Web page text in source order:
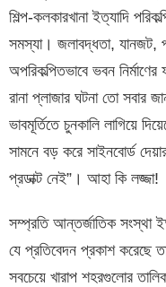
শিল্প-কলকারখানা ইত্যাদি
সমস্যা। জলাবদ্ধতা, যানজট,
অপরিকল্পিতভাবে ভবন
রানা প্লাজার ঘটনা তো সবার
ভাবমূর্তিতে চুনকালি লাগিয়ে
সামনে বড় করে সাইনবোর্ড
প্রডাক্ট নেই”। আহা কি লজ্জা!
সম্প্রতি আন্তর্জাতিক সংস্থা
যে প্রতিবেদন প্রকাশ করেছে
সবচেয়ে খারাপ শহরগুলোর